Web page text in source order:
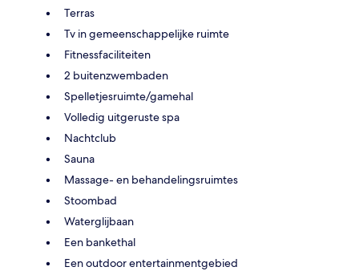
Terras
Tv in gemeenschappelijke ruimte
Fitnessfaciliteiten
2 buitenzwembaden
Spelletjesruimte/gamehal
Volledig uitgeruste spa
Nachtclub
Sauna
Massage- en behandelingsruimtes
Stoombad
Waterglijbaan
Een bankethal
Een outdoor entertainmentgebied